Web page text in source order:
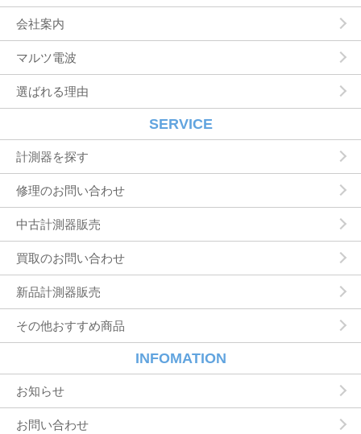
会社案内
マルツ電波
選ばれる理由
SERVICE
計測器を探す
修理のお問い合わせ
中古計測器販売
買取のお問い合わせ
新品計測器販売
その他おすすめ商品
INFOMATION
お知らせ
お問い合わせ